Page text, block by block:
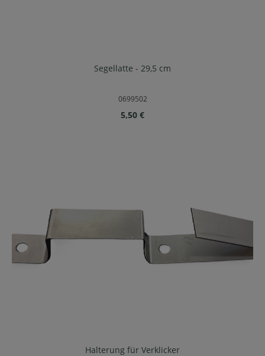
Segellatte - 29,5 cm
0699502
Regulärer Preis:
5,50 €
Halterung für Verklicker